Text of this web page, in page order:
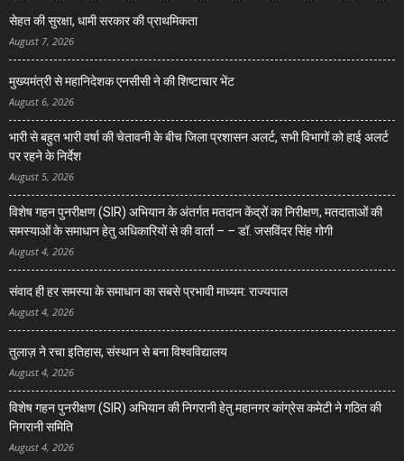
सेहत की सुरक्षा, धामी सरकार की प्राथमिकता
August 7, 2026
मुख्यमंत्री से महानिदेशक एनसीसी ने की शिष्टाचार भेंट
August 6, 2026
भारी से बहुत भारी वर्षा की चेतावनी के बीच जिला प्रशासन अलर्ट, सभी विभागों को हाई अलर्ट
पर रहने के निर्देश
August 5, 2026
विशेष गहन पुनरीक्षण (SIR) अभियान के अंतर्गत मतदान केंद्रों का निरीक्षण, मतदाताओं की
समस्याओं के समाधान हेतु अधिकारियों से की वार्ता – – डॉ. जसविंदर सिंह गोगी
August 4, 2026
संवाद ही हर समस्या के समाधान का सबसे प्रभावी माध्यम: राज्यपाल
August 4, 2026
तुलाज़ ने रचा इतिहास, संस्थान से बना विश्वविद्यालय
August 4, 2026
विशेष गहन पुनरीक्षण (SIR) अभियान की निगरानी हेतु महानगर कांग्रेस कमेटी ने गठित की
निगरानी समिति
August 4, 2026